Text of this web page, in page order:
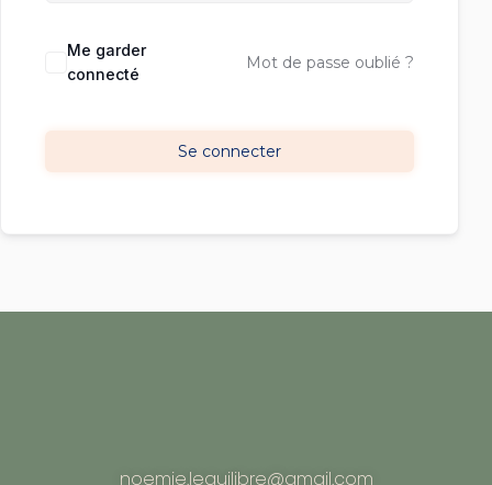
Me garder
connecté
Mot de passe oublié ?
Se connecter
noemie.lequilibre@gmail.com